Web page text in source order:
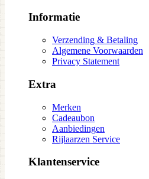
Informatie
Verzending & Betaling
Algemene Voorwaarden
Privacy Statement
Extra
Merken
Cadeaubon
Aanbiedingen
Rijlaarzen Service
Klantenservice